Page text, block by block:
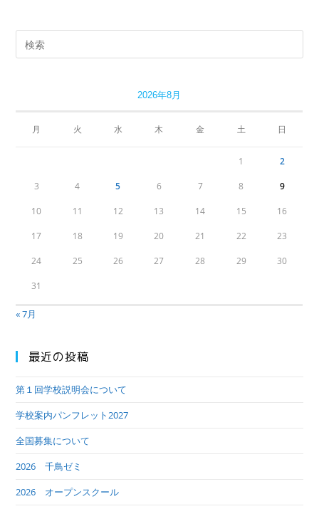
2026年8月
月 火 水 木 金 土 日
1 2
3 4 5 6 7 8 9
10 11 12 13 14 15 16
17 18 19 20 21 22 23
24 25 26 27 28 29 30
31
« 7月
最近の投稿
第１回学校説明会について
学校案内パンフレット2027
全国募集について
2026 千鳥ゼミ
2026 オープンスクール